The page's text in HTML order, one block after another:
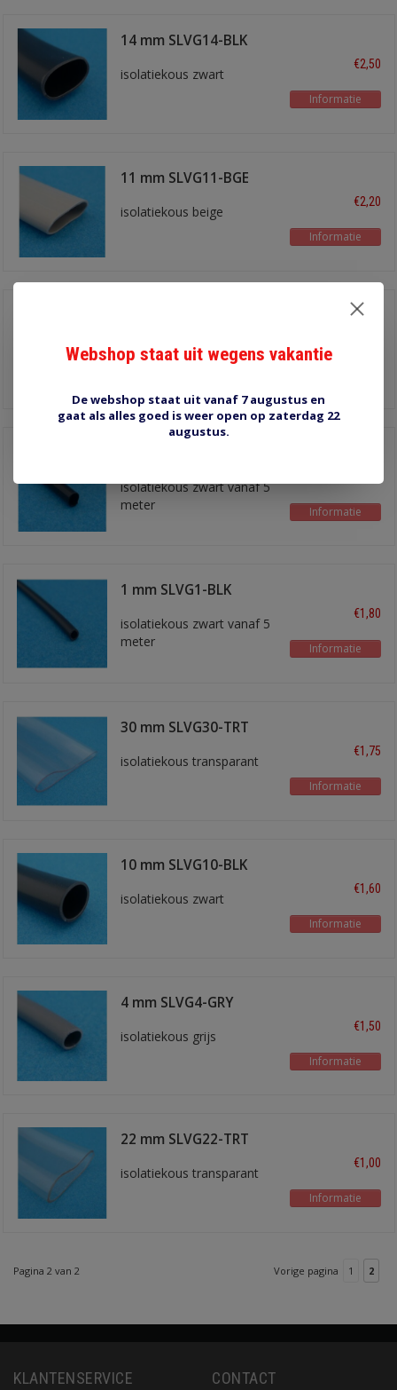
14 mm SLVG14-BLK
isolatiekous zwart
€2,50
Informatie
11 mm SLVG11-BGE
isolatiekous beige
€2,20
Informatie
isolatiekous zwart vanaf 5
meter
isolatiekous zwart vanaf 5
meter
Informatie
1 mm SLVG1-BLK
isolatiekous zwart vanaf 5
meter
€1,80
Informatie
30 mm SLVG30-TRT
isolatiekous transparant
€1,75
Informatie
10 mm SLVG10-BLK
isolatiekous zwart
€1,60
Informatie
4 mm SLVG4-GRY
isolatiekous grijs
€1,50
Informatie
22 mm SLVG22-TRT
isolatiekous transparant
€1,00
Informatie
Pagina 2 van 2 Vorige pagina 1 2
KLANTENSERVICE CONTACT
Webshop staat uit wegens vakantie
De webshop staat uit vanaf 7 augustus en
gaat als alles goed is weer open op zaterdag 22
augustus.